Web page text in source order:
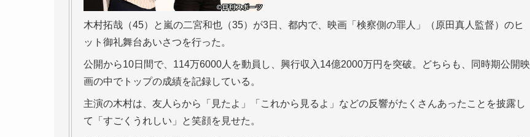
木村拓哉（45）と嵐の二宮和也（35）が3日、都内で、映画「検察側の罪人」（原田真人監督）のヒ
ット御礼舞台あいさつを行った。
公開から10日間で、114万6000人を動員し、興行収入14億2000万円を突破。どちらも、同時期公開映
画の中でトップの成績を記録している。
主演の木村は、友人らから「見たよ」「これから見るよ」などの反響がたくさんあったことを披露し
て「すごくうれしい」と笑顔を見せた。